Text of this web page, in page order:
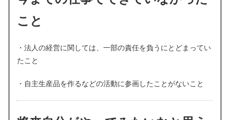
こと
・法人の経営に関しては、一部の責任を負うにとどまってい
たこと
・自主生産品を作るなどの活動に参画したことがないこと